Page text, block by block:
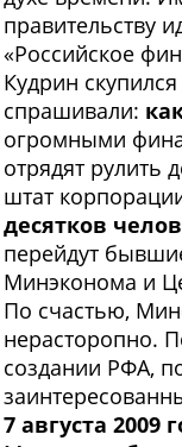
правительству
«Российское
Кудрин
спрашивали:
огромными
отрядят рулить
штат
десятков
перейдут
Минэконома и
По счастью,
нерасторопно.
создании РФА,
7 августа 2009